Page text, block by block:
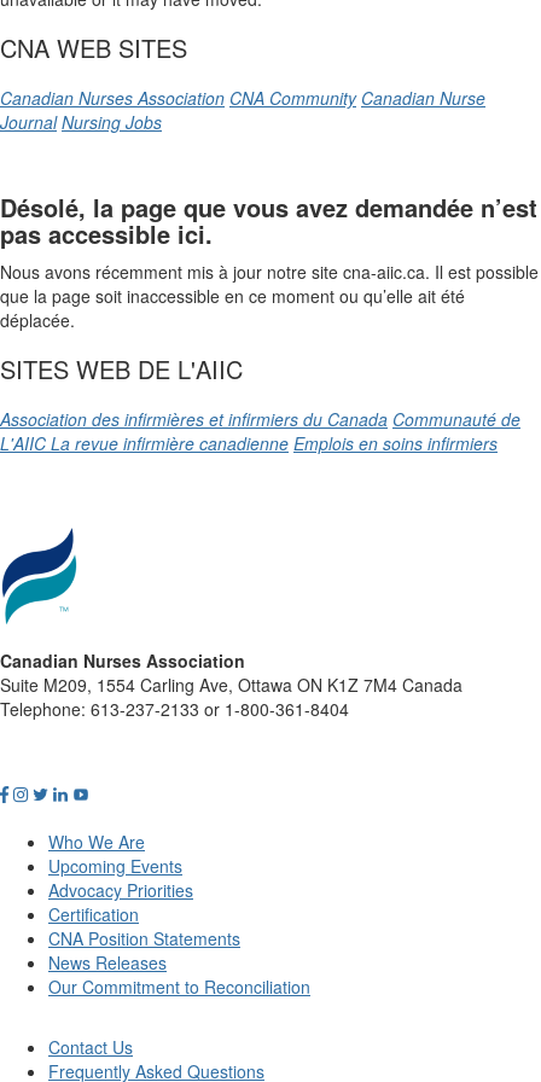
CNA WEB SITES
Canadian Nurses Association CNA Community Canadian Nurse
Journal Nursing Jobs
Désolé, la page que vous avez demandée n’est
pas accessible ici.
Nous avons récemment mis à jour notre site cna-aiic.ca. Il est possible
que la page soit inaccessible en ce moment ou qu’elle ait été
déplacée.
SITES WEB DE L'AIIC
Association des infirmières et infirmiers du Canada Communauté de
L'AIIC La revue infirmière canadienne Emplois en soins infirmiers
Canadian Nurses Association
Suite M209, 1554 Carling Ave, Ottawa ON K1Z 7M4 Canada
Telephone: 613-237-2133 or 1-800-361-8404
Who We Are
Upcoming Events
Advocacy Priorities
Certification
CNA Position Statements
News Releases
Our Commitment to Reconciliation
Contact Us
Frequently Asked Questions